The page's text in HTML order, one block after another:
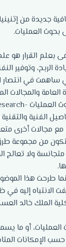
العمليات.
بعلم القرار هو
الربح، وتوفير
في انتصار
والمجالات
الفنية
مجالات أخرى
من مجموعة
ولا
طرحت هذا
الانتباه إليه
الملك خالد
العمليات، أو ما
الإمكانات